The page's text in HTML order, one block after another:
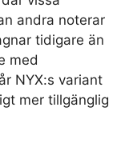
andra noterar
tidigare än
med
NYX:s variant
mer tillgänglig